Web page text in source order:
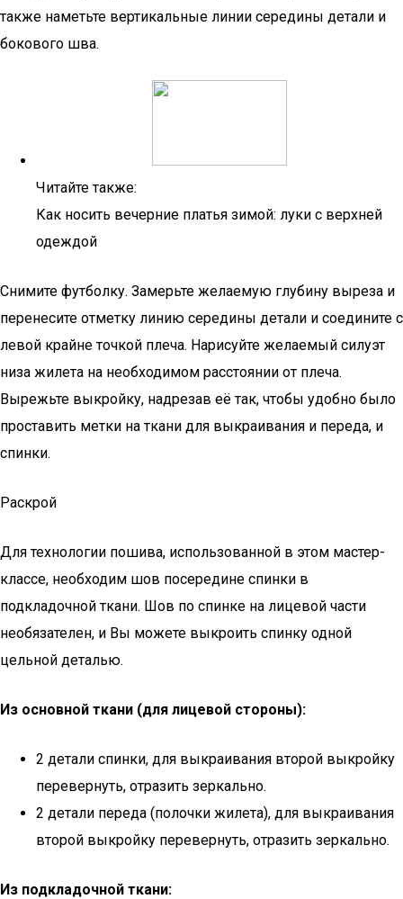
также наметьте вертикальные линии середины детали и
бокового шва.
Читайте также:
Как носить вечерние платья зимой: луки с верхней
одеждой
Снимите футболку. Замерьте желаемую глубину выреза и
перенесите отметку линию середины детали и соедините с
левой крайне точкой плеча. Нарисуйте желаемый силуэт
низа жилета на необходимом расстоянии от плеча.
Вырежьте выкройку, надрезав её так, чтобы удобно было
проставить метки на ткани для выкраивания и переда, и
спинки.
Раскрой
Для технологии пошива, использованной в этом мастер-
классе, необходим шов посередине спинки в
подкладочной ткани. Шов по спинке на лицевой части
необязателен, и Вы можете выкроить спинку одной
цельной деталью.
Из основной ткани (для лицевой стороны):
2 детали спинки, для выкраивания второй выкройку
перевернуть, отразить зеркально.
2 детали переда (полочки жилета), для выкраивания
второй выкройку перевернуть, отразить зеркально.
Из подкладочной ткани: